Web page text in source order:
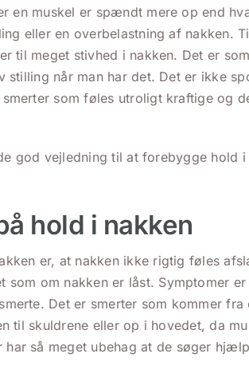
en muskel er spændt mere op end
eller en overbelastning af nakken.
til meget stivhed i nakken. Det er
stilling når man har det. Det er ikke
som føles utroligt kraftige og
god vejledning til at forebygge hold
hold i nakken
er, at nakken ikke rigtig føles
om nakken er låst. Symptomer
Det er smerter som kommer
til skuldrene eller op i hovedet, da
har så meget ubehag at de søger